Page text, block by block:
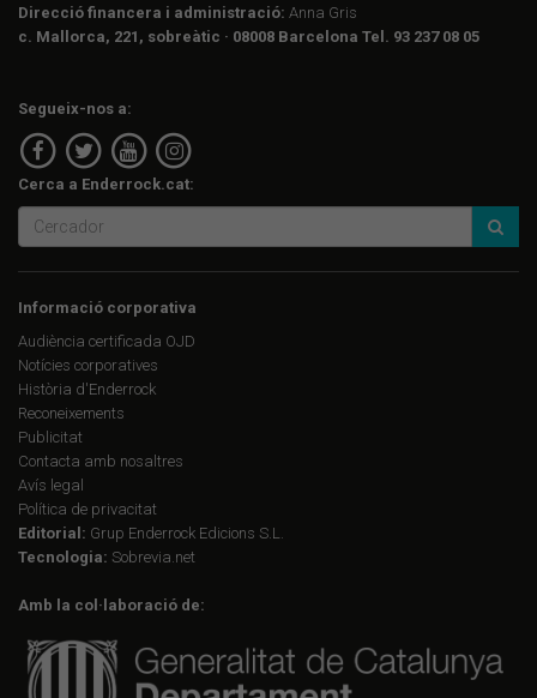
Direcció financera i administració: Anna Gris
c. Mallorca, 221, sobreàtic · 08008 Barcelona Tel. 93 237 08 05
Segueix-nos a:
Cerca a Enderrock.cat:
Informació corporativa
Audiència certificada OJD
Notícies corporatives
Història d'Enderrock
Reconeixements
Publicitat
Contacta amb nosaltres
Avís legal
Política de privacitat
Editorial: Grup Enderrock Edicions S.L.
Tecnologia: Sobrevia.net
Amb la col·laboració de: